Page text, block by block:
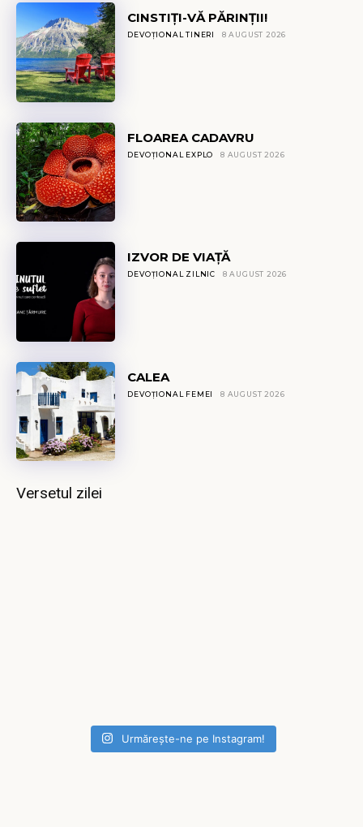
CINSTIȚI-VĂ PĂRINȚII!
DEVOȚIONAL TINERI 8 AUGUST 2026
FLOAREA CADAVRU
DEVOȚIONAL EXPLO 8 AUGUST 2026
IZVOR DE VIAȚĂ
DEVOȚIONAL ZILNIC 8 AUGUST 2026
CALEA
DEVOȚIONAL FEMEI 8 AUGUST 2026
Versetul zilei
Urmărește-ne pe Instagram!